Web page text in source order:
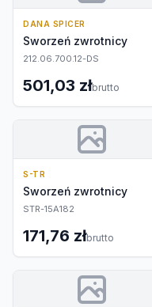
DANA SPICER
Sworzeń zwrotnicy
212.06.700.12-DS
501,03 złbrutto
S-TR
Sworzeń zwrotnicy
STR-15A182
171,76 złbrutto